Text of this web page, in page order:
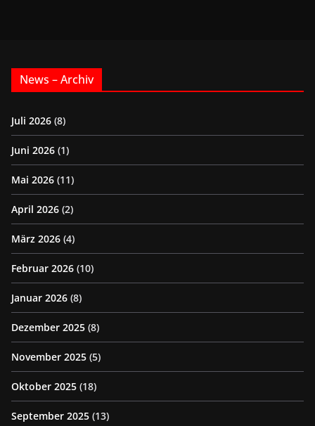
News – Archiv
Juli 2026 (8)
Juni 2026 (1)
Mai 2026 (11)
April 2026 (2)
März 2026 (4)
Februar 2026 (10)
Januar 2026 (8)
Dezember 2025 (8)
November 2025 (5)
Oktober 2025 (18)
September 2025 (13)